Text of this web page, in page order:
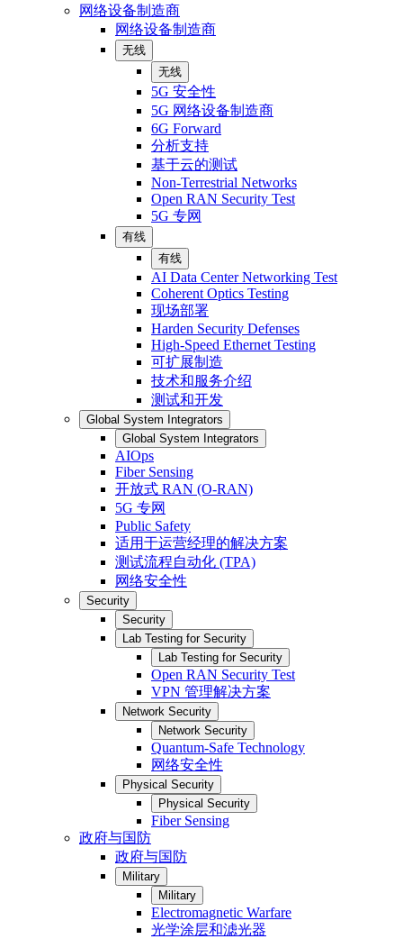
网络设备制造商
网络设备制造商
无线
无线
5G 安全性
5G 网络设备制造商
6G Forward
分析支持
基于云的测试
Non-Terrestrial Networks
Open RAN Security Test
5G 专网
有线
有线
AI Data Center Networking Test
Coherent Optics Testing
现场部署
Harden Security Defenses
High-Speed Ethernet Testing
可扩展制造
技术和服务介绍
测试和开发
Global System Integrators
Global System Integrators
AIOps
Fiber Sensing
开放式 RAN (O-RAN)
5G 专网
Public Safety
适用于运营经理的解决方案
测试流程自动化 (TPA)
网络安全性
Security
Security
Lab Testing for Security
Lab Testing for Security
Open RAN Security Test
VPN 管理解决方案
Network Security
Network Security
Quantum-Safe Technology
网络安全性
Physical Security
Physical Security
Fiber Sensing
政府与国防
政府与国防
Military
Military
Electromagnetic Warfare
光学涂层和滤光器